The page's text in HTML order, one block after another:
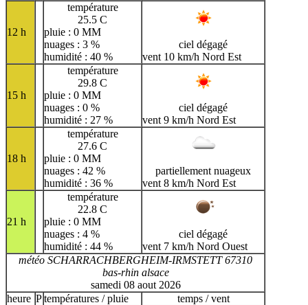
12 h
température
25.5 C
pluie : 0 MM
nuages : 3 %
humidité : 40 %
ciel dégagé
vent 10 km/h Nord Est
15 h
température
29.8 C
pluie : 0 MM
nuages : 0 %
humidité : 27 %
ciel dégagé
vent 9 km/h Nord Est
18 h
température
27.6 C
pluie : 0 MM
nuages : 42 %
humidité : 36 %
partiellement nuageux
vent 8 km/h Nord Est
21 h
température
22.8 C
pluie : 0 MM
nuages : 4 %
humidité : 44 %
ciel dégagé
vent 7 km/h Nord Ouest
météo SCHARRACHBERGHEIM-IRMSTETT 67310
bas-rhin alsace
samedi 08 aout 2026
heure Ptempératures / pluie temps / vent